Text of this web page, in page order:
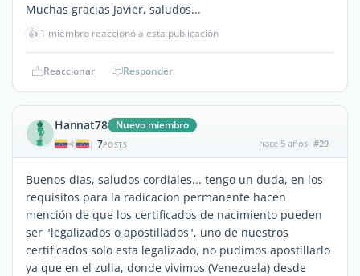
Muchas gracias Javier, saludos...
👍 1 miembro reaccionó a esta publicación
Reaccionar Responder
Hannat78 Nuevo miembro
| 7POSTS hace 5 años #29
Buenos dias, saludos cordiales... tengo un duda, en los
requisitos para la radicacion permanente hacen
mención de que los certificados de nacimiento pueden
ser "legalizados o apostillados", uno de nuestros
certificados solo esta legalizado, no pudimos apostillarlo
ya que en el zulia, donde vivimos (Venezuela) desde